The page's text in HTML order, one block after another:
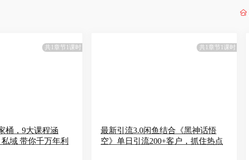

共1章节1课时
桶，9大课程涵
域 带你千万年利
共1章节1课时
最新引流3.0闲鱼结合《黑神话悟
空》单日引流200+客户，抓住热点